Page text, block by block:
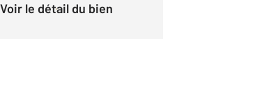
Voir le détail du bien